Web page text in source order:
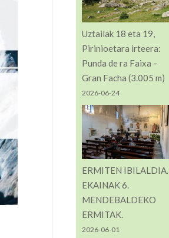
Uztailak 18 eta 19,
Pirinioetara irteera:
Punda de ra Faixa –
Gran Facha (3.005 m)
2026-06-24
ERMITEN IBILALDIA.
EKAINAK 6.
MENDEBALDEKO
ERMITAK.
2026-06-01